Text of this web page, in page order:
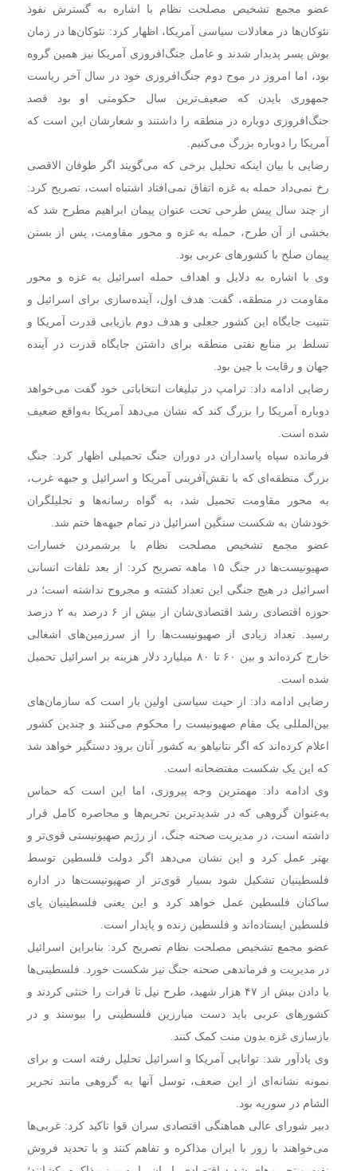
عضو مجمع تشخیص مصلحت نظام با اشاره به گسترش نفوذ
نئوکان‌ها در معادلات سیاسی آمریکا، اظهار کرد: نئوکان‌ها در زمان
بوش پسر پدیدار شدند و عامل جنگ‌افروزی آمریکا نیز همین گروه
بود، اما امروز در موج دوم جنگ‌افروزی خود در سال آخر ریاست
جمهوری بایدن که ضعیف‌ترین سال حکومتی او بود قصد
جنگ‌افروزی دوباره در منطقه را داشتند و شعارشان این است که
آمریکا را دوباره بزرگ می‌کنیم.
رضایی با بیان اینکه تحلیل برخی که می‌گویند اگر طوفان الاقصی
رخ نمی‌داد حمله به غزه اتفاق نمی‌افتاد اشتباه است، تصریح کرد:
از چند سال پیش طرحی تحت عنوان پیمان ابراهیم مطرح شد که
بخشی از آن طرح، حمله به غزه و محور مقاومت، پس از بستن
پیمان صلح با کشور‌های عربی بود.
وی با اشاره به دلایل و اهداف حمله اسرائیل به غزه و محور
مقاومت در منطقه، گفت: هدف اول، آینده‌سازی برای اسرائیل و
تثبیت جایگاه این کشور جعلی و هدف دوم بازیابی قدرت آمریکا و
تسلط بر منابع نفتی منطقه برای داشتن جایگاه قدرت در آینده
جهان و رقابت با چین بود.
رضایی ادامه داد: ترامپ در تبلیغات انتخاباتی خود گفت می‌خواهد
دوباره آمریکا را بزرگ کند که نشان می‌دهد آمریکا به‌واقع ضعیف
شده است.
فرمانده سپاه پاسداران در دوران جنگ تحمیلی اظهار کرد: جنگ
بزرگ منطقه‌ای که با نقش‌آفرینی آمریکا و اسرائیل و جبهه غرب،
به محور مقاومت تحمیل شد، به گواه رسانه‌ها و تحلیلگران
خودشان به شکست سنگین اسرائیل در تمام جبهه‌ها ختم شد.
عضو مجمع تشخیص مصلحت نظام با برشمردن خسارات
صهیونیست‌ها در جنگ ۱۵ ماهه تصریح کرد: از بعد تلفات انسانی
اسرائیل در هیچ جنگی این تعداد کشته و مجروح نداشته است؛ در
حوزه اقتصادی رشد اقتصادی‌شان از بیش از ۶ درصد به ۲ درصد
رسید. تعداد زیادی از صهیونیست‌ها را از سرزمین‌های اشغالی
خارج کرده‌اند و بین ۶۰ تا ۸۰ میلیارد دلار هزینه بر اسرائیل تحمیل
شده است.
رضایی ادامه داد: از حیث سیاسی اولین بار است که سازمان‌های
بین‌المللی یک مقام صهیونیست را محکوم می‌کنند و چندین کشور
اعلام کرده‌اند که اگر نتانیاهو به کشور آنان برود دستگیر خواهد شد
که این یک شکست مفتضحانه است.
وی ادامه داد: مهمترین وجه پیروزی، اما این است که حماس
به‌عنوان گروهی که در شدیدترین تحریم‌ها و محاصره کامل قرار
داشته است، در مدیریت صحنه جنگ، از رژیم صهیونیستی قوی‌تر و
بهتر عمل کرد و این نشان می‌دهد اگر دولت فلسطین توسط
فلسطینیان تشکیل شود بسیار قوی‌تر از صهیونیست‌ها در اداره
ساکنان فلسطین عمل خواهد کرد و این یعنی فلسطینیان پای
فلسطین ایستاده‌اند و فلسطین زنده و پایدار است.
عضو مجمع تشخیص مصلحت نظام تصریح کرد: بنابراین اسرائیل
در مدیریت و فرماندهی صحنه جنگ نیز شکست خورد. فلسطینی‌ها
با دادن بیش از ۴۷ هزار شهید، طرح نیل تا فرات را خنثی کردند و
کشور‌های عربی باید دست مبارزین فلسطینی را ببوسند و در
بازسازی غزه بدون منت کمک کنند.
وی یادآور شد: توانایی آمریکا و اسرائیل تحلیل رفته است و برای
نمونه نشانه‌ای از این ضعف، توسل آنها به گروهی مانند تحریر
الشام در سوریه بود.
دبیر شورای عالی هماهنگی اقتصادی سران قوا تاکید کرد: غربی‌ها
می‌خواهند با زور با ایران مذاکره و تفاهم کنند و با تحدید فروش